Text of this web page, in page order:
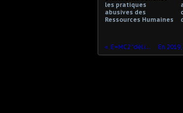
les pratiques
abusives des
Ressources Humaines
E=MC2 "délinquance